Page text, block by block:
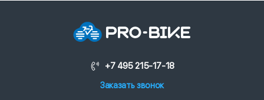
+7 495 215-17-18
Заказать звонок